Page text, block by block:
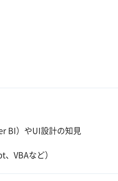
BI）やUI設計の知見
VBAなど）